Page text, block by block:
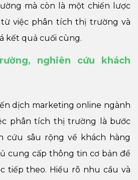
mà còn là một chiến lược
việc phân tích thị trường và
kết quả cuối cùng.
nghiên cứu khách
dịch marketing online ngành
phân tích thị trường là bước
cứu sâu rộng về khách hàng
cung cấp thông tin cơ bản để
tiếp theo. Hiểu rõ nhu cầu và